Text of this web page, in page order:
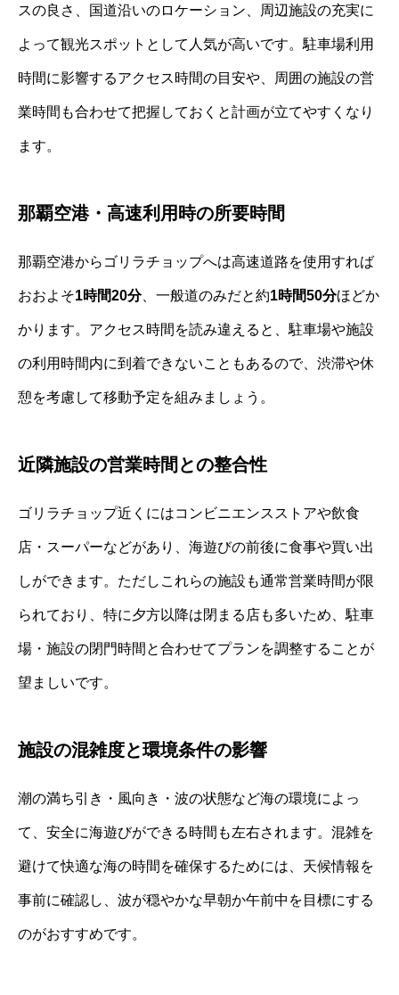
スの良さ、国道沿いのロケーション、周辺施設の充実に
よって観光スポットとして人気が高いです。駐車場利用
時間に影響するアクセス時間の目安や、周囲の施設の営
業時間も合わせて把握しておくと計画が立てやすくなり
ます。
那覇空港・高速利用時の所要時間
那覇空港からゴリラチョップへは高速道路を使用すれば
おおよそ1時間20分、一般道のみだと約1時間50分ほどか
かります。アクセス時間を読み違えると、駐車場や施設
の利用時間内に到着できないこともあるので、渋滞や休
憩を考慮して移動予定を組みましょう。
近隣施設の営業時間との整合性
ゴリラチョップ近くにはコンビニエンスストアや飲食
店・スーパーなどがあり、海遊びの前後に食事や買い出
しができます。ただしこれらの施設も通常営業時間が限
られており、特に夕方以降は閉まる店も多いため、駐車
場・施設の閉門時間と合わせてプランを調整することが
望ましいです。
施設の混雑度と環境条件の影響
潮の満ち引き・風向き・波の状態など海の環境によっ
て、安全に海遊びができる時間も左右されます。混雑を
避けて快適な海の時間を確保するためには、天候情報を
事前に確認し、波が穏やかな早朝か午前中を目標にする
のがおすすめです。